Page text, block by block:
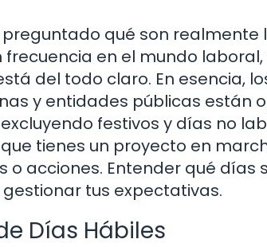
qué son realmente
frecuencia en el mundo
del todo claro. En esencia,
y entidades públicas están
festivos y días no
tienes un proyecto en
o acciones. Entender qué
tus expectativas.
Días Hábiles